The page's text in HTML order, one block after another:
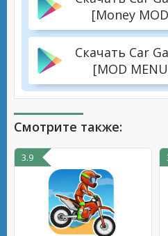
[Money
Скачать Car
[MOD
Смотрите также:
3.9